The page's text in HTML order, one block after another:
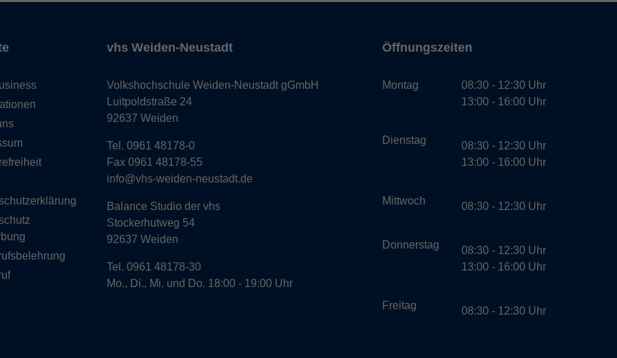
vhs Weiden-Neustadt
Volkshochschule Weiden-Neustadt gGmbH
Luitpoldstraße 24
92637 Weiden
Tel. 0961 48178-0
Fax 0961 48178-55
info@vhs-weiden-neustadt.de
Balance Studio der vhs
Stockerhutweg 54
92637 Weiden
Tel. 0961 48178-30
Mo., Di., Mi. und Do. 18:00 - 19:00 Uhr
Öffnungszeiten
Montag
Dienstag
Mittwoch
Donnerstag
Freitag
08:30 - 12:30 Uhr
13:00 - 16:00 Uhr
08:30 - 12:30 Uhr
13:00 - 16:00 Uhr
08:30 - 12:30 Uhr
08:30 - 12:30 Uhr
13:00 - 16:00 Uhr
08:30 - 12:30 Uhr